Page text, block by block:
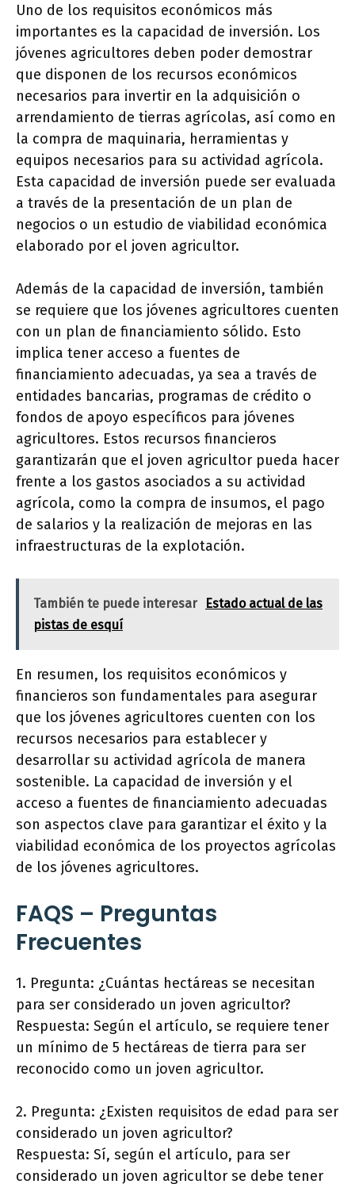
Uno de los requisitos económicos más
importantes es la capacidad de inversión. Los
jóvenes agricultores deben poder demostrar
que disponen de los recursos económicos
necesarios para invertir en la adquisición o
arrendamiento de tierras agrícolas, así como en
la compra de maquinaria, herramientas y
equipos necesarios para su actividad agrícola.
Esta capacidad de inversión puede ser evaluada
a través de la presentación de un plan de
negocios o un estudio de viabilidad económica
elaborado por el joven agricultor.
Además de la capacidad de inversión, también
se requiere que los jóvenes agricultores cuenten
con un plan de financiamiento sólido. Esto
implica tener acceso a fuentes de
financiamiento adecuadas, ya sea a través de
entidades bancarias, programas de crédito o
fondos de apoyo específicos para jóvenes
agricultores. Estos recursos financieros
garantizarán que el joven agricultor pueda hacer
frente a los gastos asociados a su actividad
agrícola, como la compra de insumos, el pago
de salarios y la realización de mejoras en las
infraestructuras de la explotación.
También te puede interesar
Estado actual de las
pistas de esquí
En resumen, los requisitos económicos y
financieros son fundamentales para asegurar
que los jóvenes agricultores cuenten con los
recursos necesarios para establecer y
desarrollar su actividad agrícola de manera
sostenible. La capacidad de inversión y el
acceso a fuentes de financiamiento adecuadas
son aspectos clave para garantizar el éxito y la
viabilidad económica de los proyectos agrícolas
de los jóvenes agricultores.
FAQS – Preguntas
Frecuentes
1. Pregunta: ¿Cuántas hectáreas se necesitan
para ser considerado un joven agricultor?
Respuesta: Según el artículo, se requiere tener
un mínimo de 5 hectáreas de tierra para ser
reconocido como un joven agricultor.
2. Pregunta: ¿Existen requisitos de edad para ser
considerado un joven agricultor?
Respuesta: Sí, según el artículo, para ser
considerado un joven agricultor se debe tener